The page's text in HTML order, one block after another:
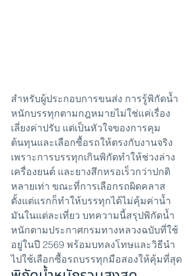
สำหรับผู้ประกอบการขนส่ง การรู้พิกัดน้ำ
หนักบรรทุกตามกฎหมายไม่ใช่แค่เรื่อง
เลี่ยงค่าปรับ แต่เป็นหัวใจของการคุม
ต้นทุนและเลือกซื้อรถให้ตรงกับงานจริง
เพราะการบรรทุกเกินพิกัดทำให้ช่วงล่าง
เครื่องยนต์ และยางสึกหรอเร็วกว่าปกติ
หลายเท่า ขณะที่การเลือกรถผิดคลาส
ตั้งแต่แรกก็ทำให้บรรทุกได้ไม่คุ้มค่าน้ำ
มันในแต่ละเที่ยว บทความนี้สรุปพิกัดน้ำ
หนักตามประกาศกรมทางหลวงฉบับที่ใช้
อยู่ในปี 2569 พร้อมบทลงโทษและวิธีนำ
ไปใช้เลือกซื้อรถบรรทุกมือสองให้คุ้มที่สุด